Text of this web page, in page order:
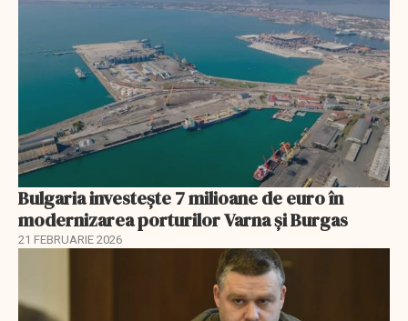
Bulgaria investește 7 milioane de euro în
modernizarea porturilor Varna și Burgas
21 FEBRUARIE 2026